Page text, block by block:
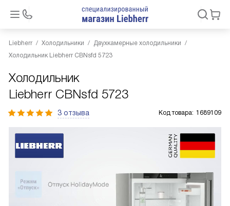
Liebherr Холодильники
Двухкамерные холодильники
Холодильник Liebherr CBNsfd 5723
Холодильник
Liebherr CBNsfd 5723
3 отзыва Код товара: 1689109